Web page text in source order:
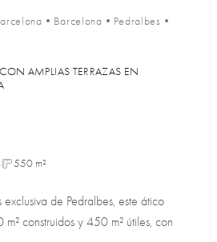
• Barcelona • Pedralbes •
AMPLIAS TERRAZAS EN
550 m²
de Pedralbes, este ático
construidos y 450 m² útiles, con